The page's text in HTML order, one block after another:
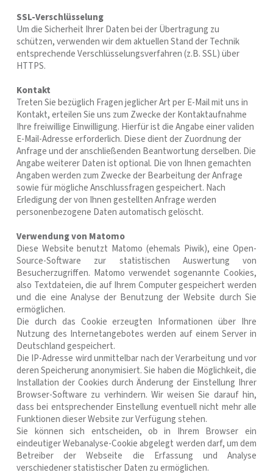
SSL-Verschlüsselung
Um die Sicherheit Ihrer Daten bei der Übertragung zu
schützen, verwenden wir dem aktuellen Stand der Technik
entsprechende Verschlüsselungsverfahren (z.B. SSL) über
HTTPS.
Kontakt
Treten Sie bezüglich Fragen jeglicher Art per E-Mail mit uns in
Kontakt, erteilen Sie uns zum Zwecke der Kontaktaufnahme
Ihre freiwillige Einwilligung. Hierfür ist die Angabe einer validen
E-Mail-Adresse erforderlich. Diese dient der Zuordnung der
Anfrage und der anschließenden Beantwortung derselben. Die
Angabe weiterer Daten ist optional. Die von Ihnen gemachten
Angaben werden zum Zwecke der Bearbeitung der Anfrage
sowie für mögliche Anschlussfragen gespeichert. Nach
Erledigung der von Ihnen gestellten Anfrage werden
personenbezogene Daten automatisch gelöscht.
Verwendung von Matomo
Diese Website benutzt Matomo (ehemals Piwik), eine Open-
Source-Software zur statistischen Auswertung von
Besucherzugriffen. Matomo verwendet sogenannte Cookies,
also Textdateien, die auf Ihrem Computer gespeichert werden
und die eine Analyse der Benutzung der Website durch Sie
ermöglichen.
Die durch das Cookie erzeugten Informationen über Ihre
Nutzung des Internetangebotes werden auf einem Server in
Deutschland gespeichert.
Die IP-Adresse wird unmittelbar nach der Verarbeitung und vor
deren Speicherung anonymisiert. Sie haben die Möglichkeit, die
Installation der Cookies durch Änderung der Einstellung Ihrer
Browser-Software zu verhindern. Wir weisen Sie darauf hin,
dass bei entsprechender Einstellung eventuell nicht mehr alle
Funktionen dieser Website zur Verfügung stehen.
Sie können sich entscheiden, ob in Ihrem Browser ein
eindeutiger Webanalyse-Cookie abgelegt werden darf, um dem
Betreiber der Webseite die Erfassung und Analyse
verschiedener statistischer Daten zu ermöglichen.